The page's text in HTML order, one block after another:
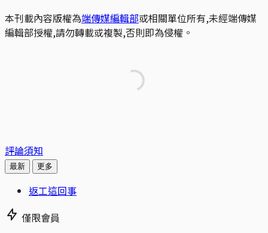
本刊載內容版權為端傳媒編輯部或相關單位所有,未經端傳媒
編輯部授權,請勿轉載或複製,否則即為侵權。
評論須知
最新 更多
返工這回事
僅限會員